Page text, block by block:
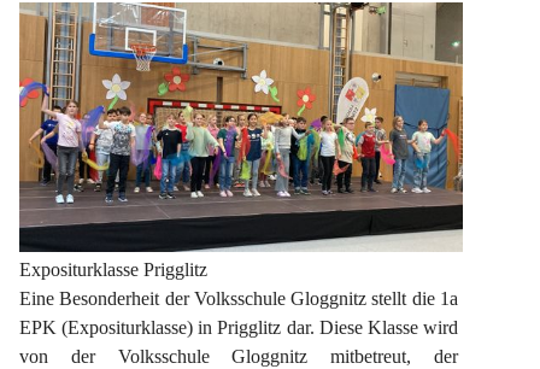
Expositurklasse Prigglitz
Eine Besonderheit der Volksschule Gloggnitz stellt die 1a
EPK (Expositurklasse) in Prigglitz dar. Diese Klasse wird
von der Volksschule Gloggnitz mitbetreut, der